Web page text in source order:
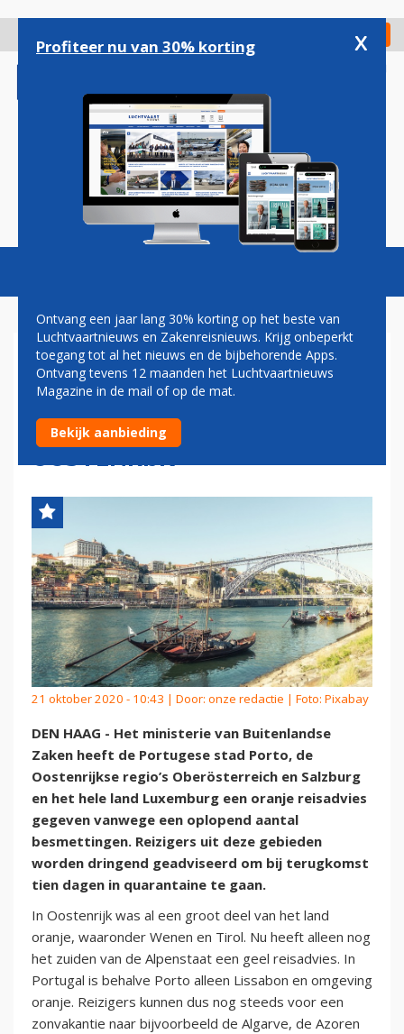
gaan
Check in
Magazine Podcasts Vacatures
ORANJE REISADVIES VOOR
PORTO, LUXEMBURG EN EEN
GROTER DEEL VAN
OOSTENRIJK
21 oktober 2020 - 10:43 | Door: onze redactie | Foto: Pixabay
DEN HAAG - Het ministerie van Buitenlandse
Zaken heeft de Portugese stad Porto, de
Oostenrijkse regio’s Oberösterreich en Salzburg
en het hele land Luxemburg een oranje reisadvies
gegeven vanwege een oplopend aantal
besmettingen. Reizigers uit deze gebieden
worden dringend geadviseerd om bij terugkomst
tien dagen in quarantaine te gaan.
In Oostenrijk was al een groot deel van het land
oranje, waaronder Wenen en Tirol. Nu heeft alleen nog
het zuiden van de Alpenstaat een geel reisadvies. In
Portugal is behalve Porto alleen Lissabon en omgeving
oranje. Reizigers kunnen dus nog steeds voor een
zonvakantie naar bijvoorbeeld de Algarve, de Azoren
Profiteer nu van 30% korting x
Ontvang een jaar lang 30% korting op het beste van
Luchtvaartnieuws en Zakenreisnieuws. Krijg onbeperkt
toegang tot al het nieuws en de bijbehorende Apps.
Ontvang tevens 12 maanden het Luchtvaartnieuws
Magazine in de mail of op de mat.
Bekijk aanbieding